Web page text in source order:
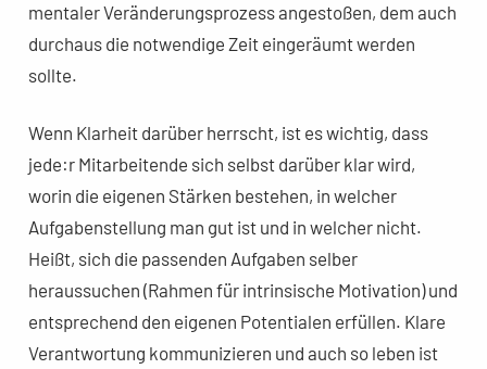
mentaler Veränderungsprozess angestoßen, dem auch
durchaus die notwendige Zeit eingeräumt werden
sollte.
Wenn Klarheit darüber herrscht, ist es wichtig, dass
jede:r Mitarbeitende sich selbst darüber klar wird,
worin die eigenen Stärken bestehen, in welcher
Aufgabenstellung man gut ist und in welcher nicht.
Heißt, sich die passenden Aufgaben selber
heraussuchen (Rahmen für intrinsische Motivation) und
entsprechend den eigenen Potentialen erfüllen. Klare
Verantwortung kommunizieren und auch so leben ist